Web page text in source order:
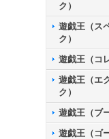
ク）
遊戯王（ス
ク）
遊戯王（コ
遊戯王（エ
ク）
遊戯王（ブ
遊戯王（ゴ